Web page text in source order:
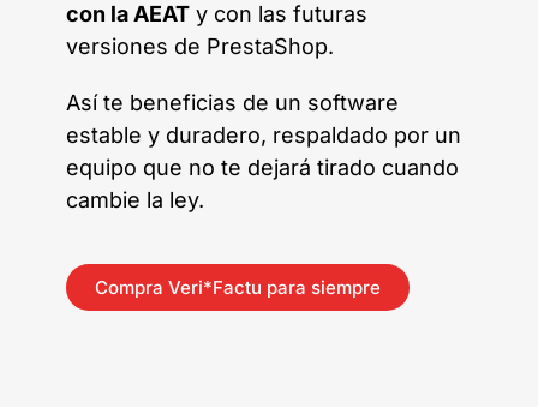
con la AEAT y con las futuras
versiones de PrestaShop.
Así te beneficias de un software
estable y duradero, respaldado por un
equipo que no te dejará tirado cuando
cambie la ley.
Compra Veri*Factu para siempre